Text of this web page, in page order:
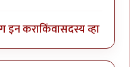
इन कराकिंवासदस्य व्हा